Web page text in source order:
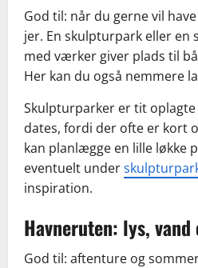
God til: når du gerne vil
jer. En skulpturpark eller en
med værker giver plads til
Her kan du også nemmere
Skulpturparker er tit
dates, fordi der ofte er kort
kan planlægge en lille løkke
eventuelt under
inspiration.
Havneruten: lys,
God til: aftenture og